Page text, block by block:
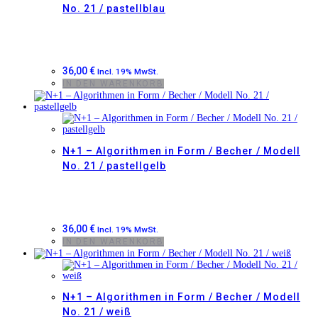
No. 21 / pastellblau
36,00€ Incl. 19% MwSt.
N+1 – Algorithmen in Form / Becher / Modell
No. 21 / pastellgelb
36,00€ Incl. 19% MwSt.
N+1 – Algorithmen in Form / Becher / Modell
No. 21 / weiß